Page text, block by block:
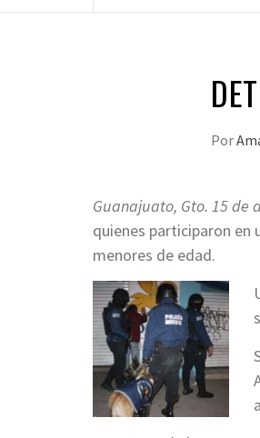
Por
Guanajuato, Gto. 15 de
quienes participaron en
menores de edad.